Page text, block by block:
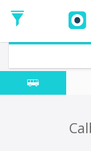
de
Ida
Fecha
de